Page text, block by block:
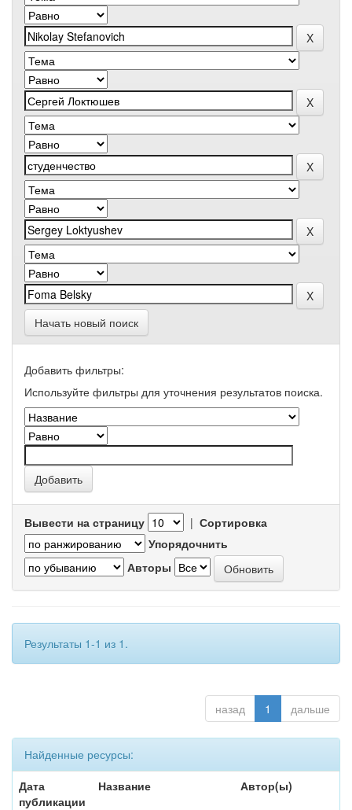
Начать новый поиск
Добавить фильтры:
Используйте фильтры для уточнения результатов поиска.
Вывести на страницу | Сортировка
Упорядочнить
Авторы
Результаты 1-1 из 1.
назад 1 дальше
Найденные ресурсы:
Дата
публикации
Название Автор(ы)